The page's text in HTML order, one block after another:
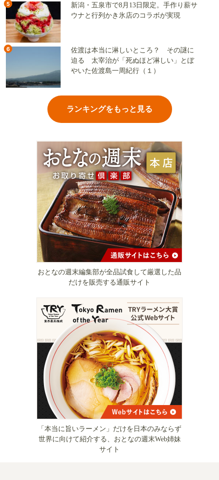
5
新潟・五泉市で8月13日限定。手作り薪サ
ウナと行列かき氷店のコラボが実現
6
佐渡は本当に淋しいところ？ その謎に
迫る 太宰治が「死ぬほど淋しい」とぼ
やいた佐渡島一周紀行（１）
ランキングをもっと見る
おとなの週末編集部が全品試食して厳選した品
だけを販売する通販サイト
「本当に旨いラーメン」だけを日本のみならず
世界に向けて紹介する、おとなの週末Web姉妹
サイト